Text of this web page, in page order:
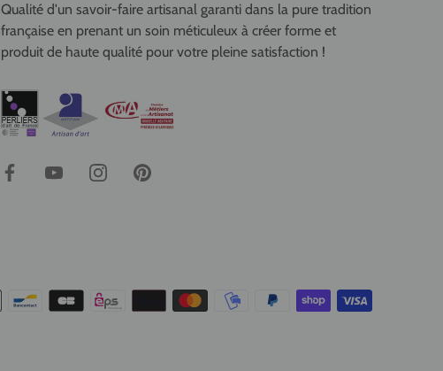
Qualité d'un savoir-faire artisanal garanti dans la pure tradition
française en prenant un soin méticuleux à créer forme et
produit de haute qualité pour votre pleine satisfaction !